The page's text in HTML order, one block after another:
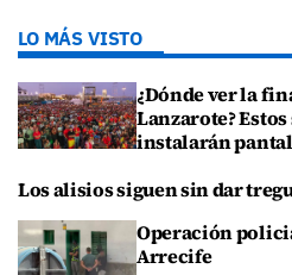
LO MÁS VISTO
¿Dónde ver la
Lanzarote?
instalarán
Los alisios siguen sin dar
Operación
Arrecife